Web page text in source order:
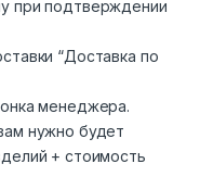
при подтверждении
“Доставка по
менеджера.
нужно будет
+ стоимость